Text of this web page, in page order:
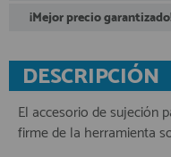
¡Mejor precio
DESCRIPCIÓN
El accesorio de sujeción
firme de la herramienta